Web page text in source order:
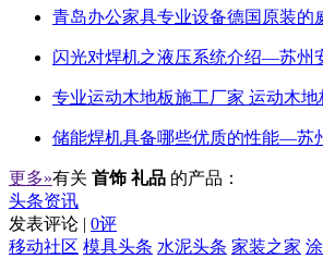
青岛办公家具专业设备德国原装的
闪光对焊机之液压系统介绍—苏州
专业运动木地板施工厂家 运动木地
储能焊机具备哪些优质的性能—苏
更多»有关 首饰 礼品 的产品：
头条资讯
发表评论 | 0评
移动社区 模具头条 水泥头条 家装之家